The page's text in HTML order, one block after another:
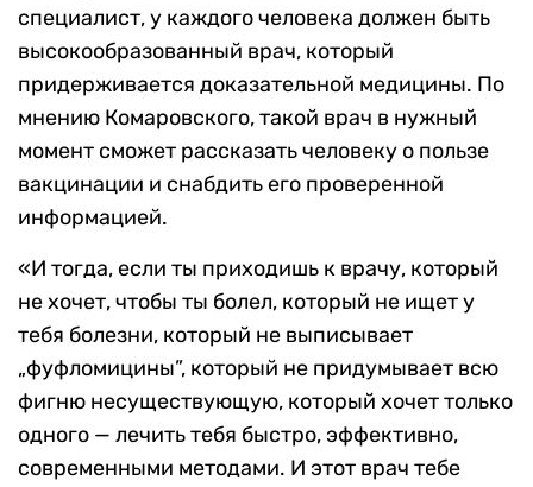
специалист, у каждого человека должен быть
высокообразованный врач, который
придерживается доказательной медицины. По
мнению Комаровского, такой врач в нужный
момент сможет рассказать человеку о пользе
вакцинации и снабдить его проверенной
информацией.
«И тогда, если ты приходишь к врачу, который
не хочет, чтобы ты болел, который не ищет у
тебя болезни, который не выписывает
„фуфломицины”, который не придумывает всю
фигню несуществующую, который хочет только
одного — лечить тебя быстро, эффективно,
современными методами. И этот врач тебе